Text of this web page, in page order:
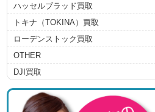
ハッセルブラッド買取
トキナ（TOKINA）買取
ローデンストック買取
OTHER
DJI買取